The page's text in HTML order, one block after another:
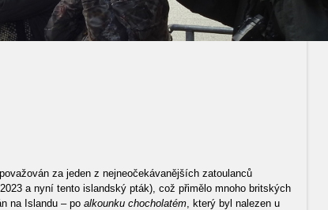
za jeden z nejneočekávanějších zatoulanců
a nyní tento islandský pták), což přimělo mnoho britských
na Islandu – po alkounku chocholatém, který byl nalezen u